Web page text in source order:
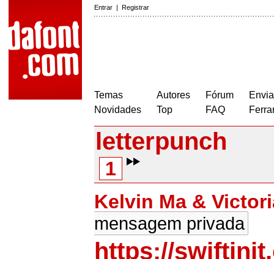
Entrar | Registrar
Temas
Novidades
Autores
Top
Fórum
FAQ
letterpunch
1
Kelvin Ma &
mensagem privada
https://